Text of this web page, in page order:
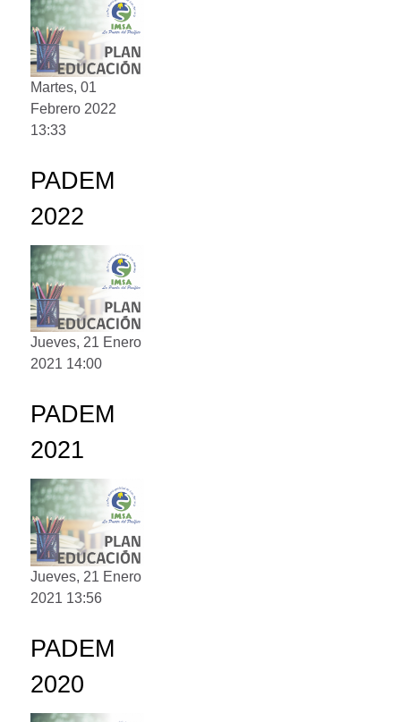
Martes, 01
Febrero 2022
13:33
PADEM
2022
Jueves, 21 Enero
2021 14:00
PADEM
2021
Jueves, 21 Enero
2021 13:56
PADEM
2020